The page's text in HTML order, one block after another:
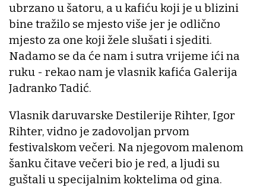
ubrzano u šatoru, a u kafiću koji je u blizini
bine tražilo se mjesto više jer je odlično
mjesto za one koji žele slušati i sjediti.
Nadamo se da će nam i sutra vrijeme ići na
ruku - rekao nam je vlasnik kafića Galerija
Jadranko Tadić.
Vlasnik daruvarske Destilerije Rihter, Igor
Rihter, vidno je zadovoljan prvom
festivalskom večeri. Na njegovom malenom
šanku čitave večeri bio je red, a ljudi su
guštali u specijalnim koktelima od gina.